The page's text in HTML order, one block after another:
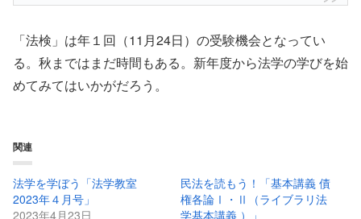
「法検」は年１回（11月24日）の受験機会となってい
る。秋まではまだ時間もある。新年度から法学の学びを始
めてみてはいかがだろう。
関連
法学を学ぼう「法学教室
2023年４月号」
2023年4月23日
民法を読もう！「基本講義 債
権各論Ⅰ・Ⅱ（ライブラリ法
学基本講義 ）」